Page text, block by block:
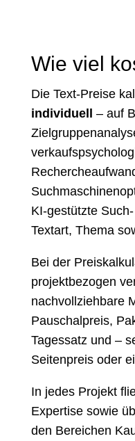
Wie viel
Die Text-Preise
individuell
– auf
KI-gestützte
Textart, Thema
Bei der
projektbezogen
nachvollziehbare
Pauschalpreis,
Tagessatz und –
Seitenpreis oder
In jedes Projekt
Expertise sowie
den Bereichen